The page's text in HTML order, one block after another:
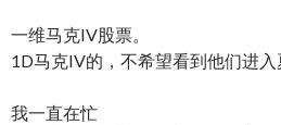
一维马克IV股票。
1D马克IV的，不希望看到他们进入
我一直在忙